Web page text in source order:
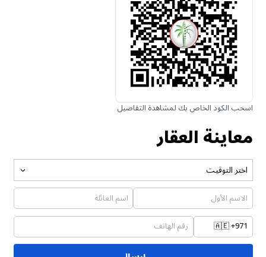
اسحب الكود الخاص بك لمشاهدة التفاصيل
معاينة العقار
اختر التوقيت
🇦🇪+971